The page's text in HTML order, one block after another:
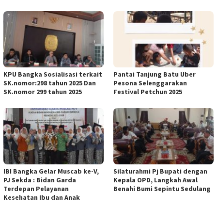
KPU Bangka Sosialisasi terkait
SK.nomor:298 tahun 2025 Dan
SK.nomor 299 tahun 2025
Pantai Tanjung Batu Uber
Pesona Selenggarakan
Festival Petchun 2025
IBI Bangka Gelar Muscab ke-V,
PJ Sekda : Bidan Garda
Terdepan Pelayanan
Kesehatan Ibu dan Anak
Silaturahmi Pj Bupati dengan
Kepala OPD, Langkah Awal
Benahi Bumi Sepintu Sedulang